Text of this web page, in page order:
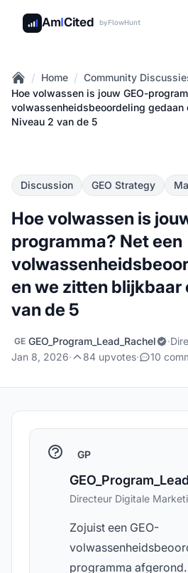
AmICited byFlowHunt
Home
/ Home / Community
Hoe volwassen is jouw GEO-
volwassenheidsbeoordeling
Niveau 2 van de 5
Discussion GEO Strategy
Hoe volwassen is
programma? Net een
en we zitten blijkbaar
van de 5
GE GEO_Program_Lead_Rachel ·
Jan 8, 2026· 84 upvotes· 10
GP
Directeur Digitale
Zojuist een GEO-
programma